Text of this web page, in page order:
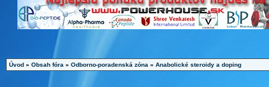
Úvod » Obsah fóra » Odborno-poradenská zóna » Anabolické steroidy a doping